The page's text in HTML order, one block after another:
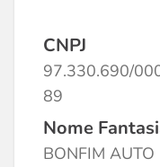
CNPJ
97.330.690/
89
Nome
BONFIM AUTO